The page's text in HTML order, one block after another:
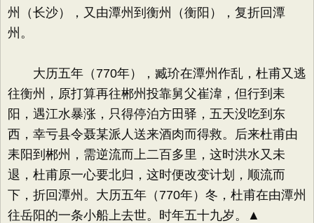
州（长沙），又由潭州到衡州（衡阳），复折回潭
州。
大历五年（770年），臧玠在潭州作乱，杜甫又逃
往衡州，原打算再往郴州投靠舅父崔湋，但行到耒
阳，遇江水暴涨，只得停泊方田驿，五天没吃到东
西，幸亏县令聂某派人送来酒肉而得救。后来杜甫由
耒阳到郴州，需逆流而上二百多里，这时洪水又未
退，杜甫原一心要北归，这时便改变计划，顺流而
下，折回潭州。大历五年（770年）冬，杜甫在由潭州
往岳阳的一条小船上去世。时年五十九岁。▲